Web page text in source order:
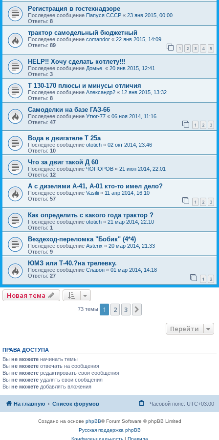
Регистрация в гостехнадзоре
Последнее сообщение Папуся СССР « 23 янв 2015, 00:00
Ответы: 8
трактор самодельный бюджетный
Последнее сообщение comandor « 22 янв 2015, 14:09
Ответы: 89 1 2 3 4 5
HELP!! Хочу сделать котлету!!!
Последнее сообщение Домье. « 20 янв 2015, 12:41
Ответы: 3
Т 130-170 плюсы и минусы отличия
Последнее сообщение Александр2 « 12 янв 2015, 13:32
Ответы: 8
Самоделки на базе ГАЗ-66
Последнее сообщение Утюг-77 « 06 ноя 2014, 11:16
Ответы: 47 1 2 3
Вода в двигателе Т 25а
Последнее сообщение ototich « 02 окт 2014, 23:46
Ответы: 10
Что за двиг такой Д 60
Последнее сообщение ЧОПОРОВ « 21 июн 2014, 22:01
Ответы: 12
А с дизелями А-41, А-01 кто-то имел дело?
Последнее сообщение Vasilii « 11 апр 2014, 16:10
Ответы: 57 1 2 3
Как определить с какого года трактор ?
Последнее сообщение ototich « 21 мар 2014, 22:10
Ответы: 1
Вездеход-переломка "Бобик" (4*4)
Последнее сообщение Asterix « 20 мар 2014, 21:33
Ответы: 9
ЮМЗ или Т-40.?на трелевку.
Последнее сообщение Славон « 01 мар 2014, 14:18
Ответы: 27 1 2
Новая тема
73 темы 1 2 3
Перейти
ПРАВА ДОСТУПА
Вы не можете начинать темы
Вы не можете отвечать на сообщения
Вы не можете редактировать свои сообщения
Вы не можете удалять свои сообщения
Вы не можете добавлять вложения
На главную Список форумов Часовой пояс: UTC+03:00
Создано на основе phpBB® Forum Software © phpBB Limited
Русская поддержка phpBB
Конфиденциальность| Правила